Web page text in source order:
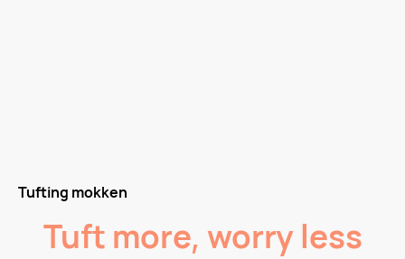
Tufting mokken
Tuft more, worry less